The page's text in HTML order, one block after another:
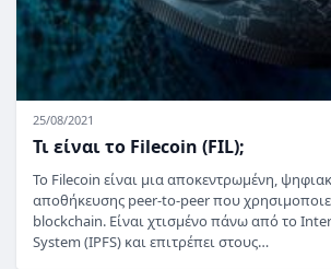
25/08/2021
Τι είναι το Filecoin (FIL);
Το Filecoin είναι μια αποκεντρωμένη,
αποθήκευσης peer-to-peer που
blockchain. Είναι χτισμένο πάνω από το
System (IPFS) και επιτρέπει στους…